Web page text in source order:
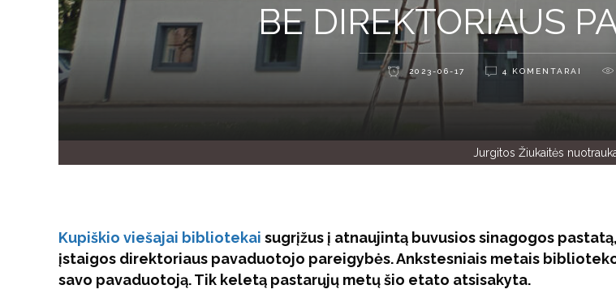
BE DIREKTORIAUS
2023-06-17 4 KOMENTARAI
Jurgitos Žiukaitės
Kupiškio viešajai bibliotekai sugrįžus į atnaujintą buvusios sinagogos
įstaigos direktoriaus pavaduotojo pareigybės. Ankstesniais metais
savo pavaduotoją. Tik keletą pastarųjų metų šio etato atsisakyta.